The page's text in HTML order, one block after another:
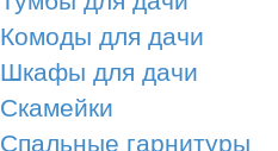
Комоды для дачи
Шкафы для дачи
Скамейки
Спальные гарнитуры